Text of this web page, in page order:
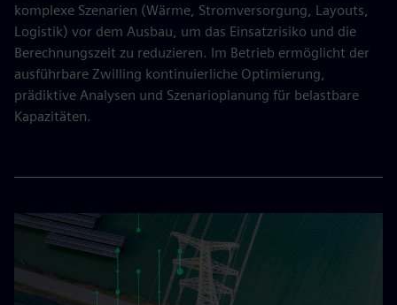
komplexe Szenarien (Wärme, Stromversorgung, Layouts,
Logistik) vor dem Ausbau, um das Einsatzrisiko und die
Berechnungszeit zu reduzieren. Im Betrieb ermöglicht der
ausführbare Zwilling kontinuierliche Optimierung,
prädiktive Analysen und Szenarioplanung für belastbare
Kapazitäten.